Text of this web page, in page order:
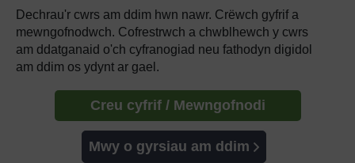
Dechrau'r cwrs am ddim hwn nawr. Crëwch gyfrif a
mewngofnodwch. Cofrestrwch a chwblhewch y cwrs
am ddatganaid o'ch cyfranogiad neu fathodyn digidol
am ddim os ydynt ar gael.
Creu cyfrif / Mewngofnodi
Mwy o gyrsiau am ddim